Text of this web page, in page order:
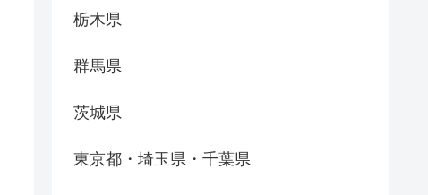
栃木県
群馬県
茨城県
東京都・埼玉県・千葉県